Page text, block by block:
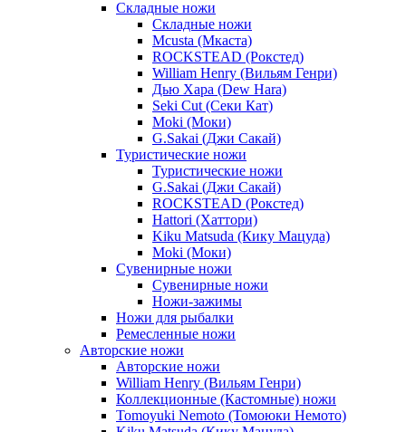
Складные ножи
Складные ножи
Mcusta (Мкаста)
ROCKSTEAD (Рокстед)
William Henry (Вильям Генри)
Дью Хара (Dew Hara)
Seki Cut (Секи Кат)
Moki (Моки)
G.Sakai (Джи Сакай)
Туристические ножи
Туристические ножи
G.Sakai (Джи Сакай)
ROCKSTEAD (Рокстед)
Hattori (Хаттори)
Kiku Matsuda (Кику Мацуда)
Moki (Моки)
Сувенирные ножи
Сувенирные ножи
Ножи-зажимы
Ножи для рыбалки
Ремесленные ножи
Авторские ножи
Авторские ножи
William Henry (Вильям Генри)
Коллекционные (Кастомные) ножи
Tomoyuki Nemoto (Томоюки Немото)